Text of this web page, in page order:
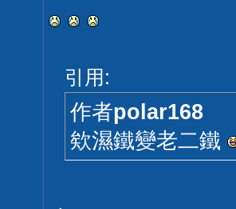
引用:
作者polar168
欸濕鐵變老二鐵